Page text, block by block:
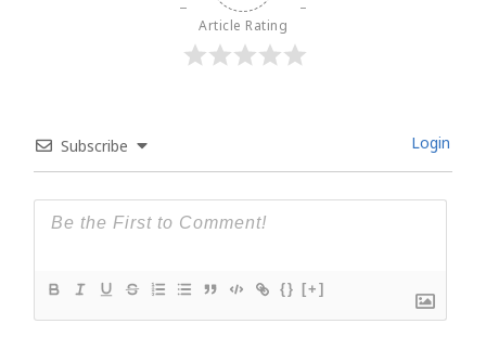
Article Rating
Subscribe Login
{} [+]